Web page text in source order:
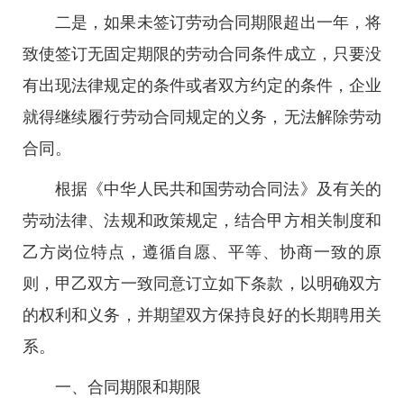
二是，如果未签订劳动合同期限超出一年，将
致使签订无固定期限的劳动合同条件成立，只要没
有出现法律规定的条件或者双方约定的条件，企业
就得继续履行劳动合同规定的义务，无法解除劳动
合同。
根据《中华人民共和国劳动合同法》及有关的
劳动法律、法规和政策规定，结合甲方相关制度和
乙方岗位特点，遵循自愿、平等、协商一致的原
则，甲乙双方一致同意订立如下条款，以明确双方
的权利和义务，并期望双方保持良好的长期聘用关
系。
一、合同期限和期限